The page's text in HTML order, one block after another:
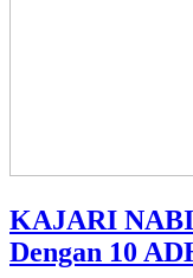
KAJARI
Dengan 10